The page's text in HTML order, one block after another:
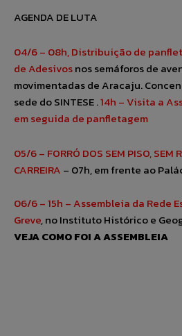
AGENDA DE LUTA
04/6 – 08h, Distribuição de
de Adesivosnos semáforos de
movimentadas de Aracaju.
sede do SINTESE .14h – Visita a
em seguida de panfletagem
05/6 – FORRÓ DOS SEM PISO, SEM
CARREIRA – 07h, em frente ao
06/6 – 15h – Assembleia da Rede
Greve, no Instituto Histórico e
VEJA COMO FOI A ASSEMBLEIA